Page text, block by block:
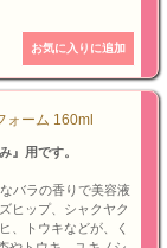
ォーム 160ml
』用です。
バラの香りで美容液
ヒップ、シャクヤク
、トウキなどが、く